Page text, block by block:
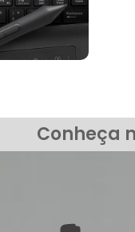
Conheça